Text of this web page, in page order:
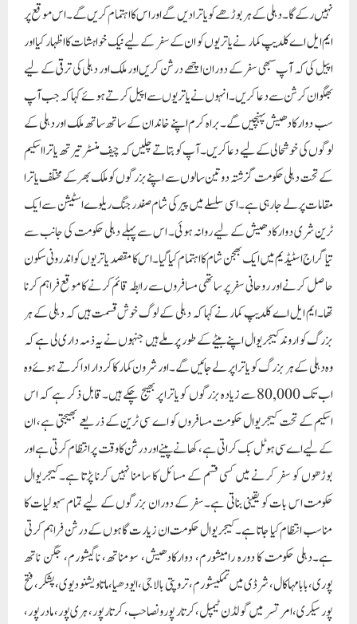
نہیں رکے گا۔ دہلی کے ہر بوڑھے کو یاترا دیں گے اور اس کا اہتمام کریں گے۔اس موقع پر
ایم ایل اے کلدیپ کمار نے یاتریوں کو ان کے سفر کے لیے نیک خواہشات کا اظہار کیا اور
اپیل کی کہ آپ سبھی سفر کے دوران اچھے درشن کریں اور ملک اور دہلی کی ترقی کے لیے
بھگوان کرشن سے دعا کریں۔ انہوں نے یاتریوں سے اپیل کرتے ہوئے کہا کہ جب آپ
سب دوارکادھیش پہنچیں گے۔براہ کرم اپنے خاندان کے ساتھ ساتھ ملک اور دہلی کے
لوگوں کی خوشحالی کے لیے دعا کریں۔آپ کو بتاتے چلیں کہ چیف منسٹر تیرتھ یاترا اسکیم
کے تحت دہلی حکومت گزشتہ دو تین سالوں سے اپنے بزرگوں کو ملک بھر کے مختلف یاترا
مقامات پر لے جا رہی ہے۔ اسی سلسلے میں پیر کی شام صفدرجنگ ریلوے اسٹیشن سے ایک
ٹرین شری دوارکادھیش کے لیے روانہ ہوئی۔ اس سے پہلے دہلی حکومت کی جانب سے
تیاگراج اسٹیڈیم میں ایک بھجن شام کا اہتمام کیا گیا۔ اس کا مقصد یاتریوں کو اندرونی سکون
حاصل کرنے اور روحانی سفر پر ساتھی مسافروں سے رابطہ قائم کرنے کا موقع فراہم کرنا
تھا۔ایم ایل اے کلدیپ کمار نے کہا کہ دہلی کے لوگ خوش قسمت ہیں کہ دہلی کے ہر
بزرگ کو اروند کیجریوال اپنے بیٹے کے طور پر ملے ہیں جنہوں نے یہ ذمہ داری لی ہے کہ
وہ دہلی کے ہر بزرگ کو یاترا پر لے جائیں گے۔ اور شرون کمار کا کردار ادا کرتے ہوئے وہ
اب تک 80,000 سے زیادہ بزرگوں کو یاترا پر بھیج چکے ہیں۔قابل ذکر ہے کہ اس
اسکیم کے تحت کیجریوال حکومت مسافروں کو اے سی ٹرین کے ذریعے بھیجتی ہے، ان
کے لیے اے سی ہوٹل بک کراتی ہے، کھانے پینے اور درشن کا وقت پر انتظام کرتی ہے اور
بوڑھوں کو سفر کرنے میں کسی قسم کے مسائل کا سامنا نہیں کرنا پڑتا ہے۔کیجریوال
حکومت اس بات کو یقینی بناتی ہے۔سفر کے دوران بزرگوں کے لیے تمام سہولیات کا
مناسب انتظام کیا جاتا ہے۔کیجریوال حکومت ان زیارت گاہوں کے درشن فراہم کرتی
ہے۔دہلی حکومت کا دورہ رامیشورم، دوارکادھیش، سومناتھ، ناگیشورم، جگن ناتھ
پوری، بابا مہاکال، شرڈی میں تمکیشورم، تروپتی بالاجی، ایودھیا، ماتا ویشنو دیوی، پشکر، فتح
پور سیکری، امرتسر میں گولڈن ٹیمپل، کرتار پور ونصاحب، کرتار پور، ہری پور، مادرپور،